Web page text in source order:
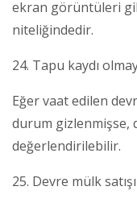
ekran görüntüleri
niteliğindedir.
24. Tapu kaydı
Eğer vaat edilen
durum gizlenmişse,
değerlendirilebilir.
25. Devre mülk